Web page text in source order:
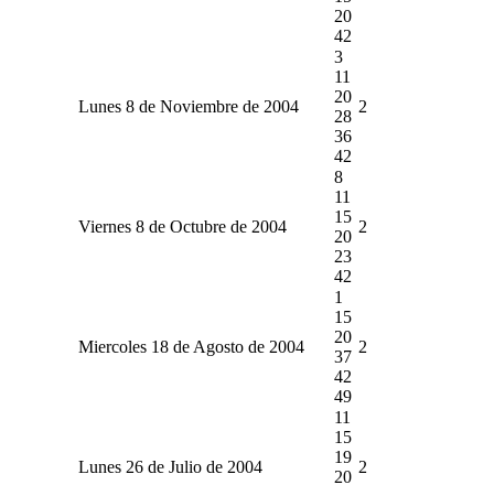
20
42
Lunes 8 de Noviembre de 2004
3
11
20
28
36
42
2
Viernes 8 de Octubre de 2004
8
11
15
20
23
42
2
Miercoles 18 de Agosto de 2004
1
15
20
37
42
49
2
Lunes 26 de Julio de 2004
11
15
19
20
2